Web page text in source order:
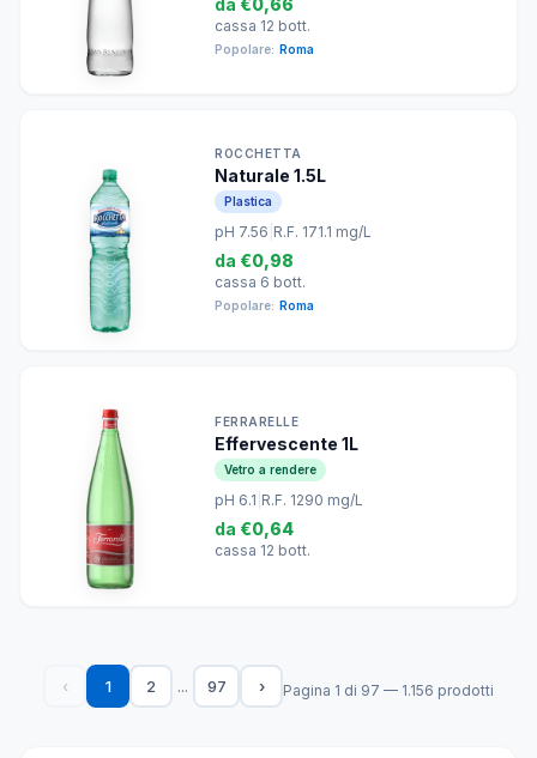
da €0,66
cassa 12 bott.
Popolare: Roma
ROCCHETTA
Naturale 1.5L
Plastica
pH 7.56 R.F. 171.1 mg/L
da €0,98
cassa 6 bott.
Popolare: Roma
FERRARELLE
Effervescente 1L
Vetro a rendere
pH 6.1 R.F. 1290 mg/L
da €0,64
cassa 12 bott.
‹ 1 2 ... 97 › Pagina 1 di 97 — 1.156 prodotti